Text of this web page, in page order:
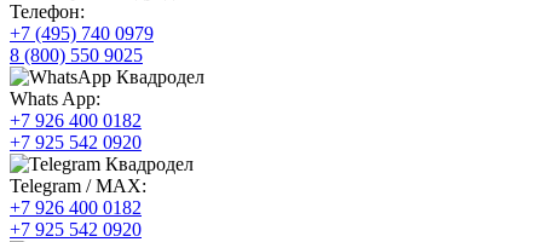
Телефон:
+7 (495) 740 0979
8 (800) 550 9025
Whats App:
+7 926 400 0182
+7 925 542 0920
Telegram / MAX:
+7 926 400 0182
+7 925 542 0920